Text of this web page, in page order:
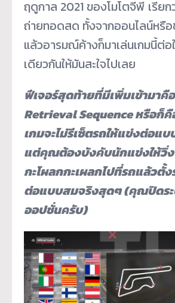
ฤดูกาล 2021 ของโมโตจีพี เรียก
ถ่ายทอดสด ทั้งจากออนไลน์หรื
แล้วอารมณ์ค้างก็มาเล่นเกมนี้ต่อ
เดียวกันให้มันสะใจไปเลย
ฟีเจอร์สุดท้ายที่มีเพิ่มเข้ามาคื
Retrieval Sequence หรือก็
เกมจะไม่รีเซ็ตรถให้แข่งต่อแ
แต่คุณต้องบังคับนักแข่งให้วิ่ง
กะโผลกกะเผลกไปที่รถแล้วตั้
ต่อแบบสมจริงสุดๆ (คุณปิดระ
ออปชั่นครับ)